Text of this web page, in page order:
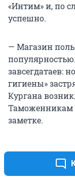
«Интим» и, по
успешно.
— Магазин
завсегдатаев:
гигиены»
Кургана
Таможенникам
заметке.
Продакт-
Месяц назад мы